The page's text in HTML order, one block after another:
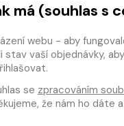
Prodejna
Odstoupení
má (souhlas s
webu - aby
vaší objednávky,
se zpracováním
že nám ho